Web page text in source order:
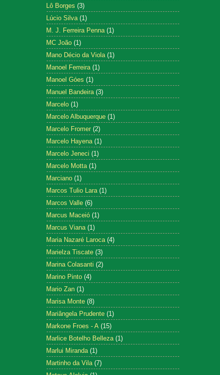
Lô Borges (3)
Lúcio Silva (1)
M. J. Ferreira Penna (1)
MC João (1)
Mano Décio da Viola (1)
Manoel Ferreira (1)
Manoel Góes (1)
Manuel Bandeira (3)
Marcelo (1)
Marcelo Albuquerque (1)
Marcelo Fromer (2)
Marcelo Hayena (1)
Marcelo Jeneci (1)
Marcelo Motta (1)
Marciano (1)
Marcos Tulio Lara (1)
Marcos Valle (6)
Marcus Maceió (1)
Marcus Viana (1)
Maria Nazaré Laroca (4)
Marielza Tiscate (3)
Marina Colasanti (2)
Marino Pinto (4)
Mario Zan (1)
Marisa Monte (8)
Mariângela Prudente (1)
Markone Froes - A (15)
Marlice Botelho Belleza (1)
Marlui Miranda (1)
Martinho da Vila (7)